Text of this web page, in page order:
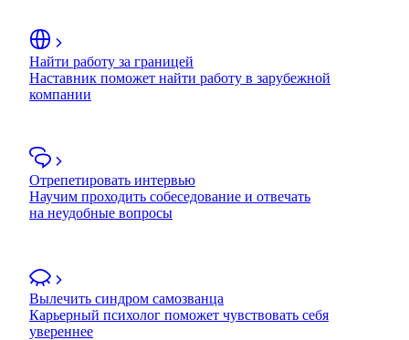
Найти работу за границей
Наставник поможет найти работу в зарубежной
компании
Отрепетировать интервью
Научим проходить собеседование и отвечать
на неудобные вопросы
Вылечить синдром самозванца
Карьерный психолог поможет чувствовать себя
увереннее